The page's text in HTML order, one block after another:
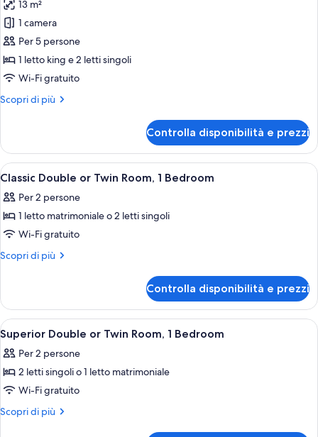
foto
per
Camera
familiare
con
matrimoniale
letti
singoli
13 m²
1 camera
Per 5 persone
1 letto king e 2 letti singoli
Wi-Fi gratuito
Scopri di più
Altri
familiare
con
letto
o
2
singoli
Controlla disponibilità e prezzi
Apri
tutte
le
foto
per
Classic
Twin
Room,
1
Bedroom
Una scrivania, postazione laptop,
4
Classic Double or Twin Room, 1 Bedroom
Per 2 persone
1 letto matrimoniale o 2 letti singoli
Wi-Fi gratuito
Scopri di più
Altri
Double
or
Twin
Room,
Bedroom
Controlla disponibilità e prezzi
Apri
tutte
le
foto
per
Superior
Una scrivania, postazione laptop,
4
Superior Double or Twin Room, 1 Bedroom
Per 2 persone
2 letti singoli o 1 letto matrimoniale
Wi-Fi gratuito
Scopri di più
Altri